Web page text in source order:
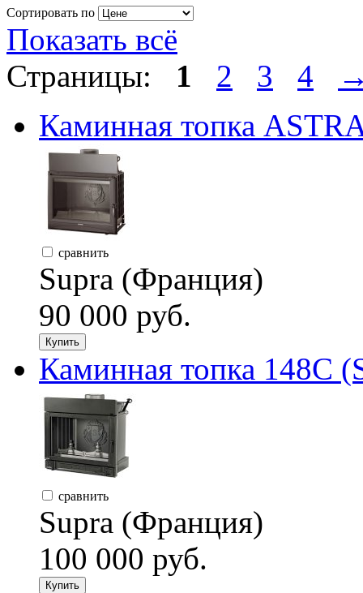
Сортировать по
Показать всё
Страницы: 1 2 3 4
Каминная топка
сравнить
Supra (Франция)
90 000 руб.
Купить
Каминная топка 148C
сравнить
Supra (Франция)
100 000 руб.
Купить